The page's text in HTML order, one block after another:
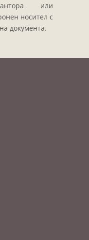
или
носител с
документа.